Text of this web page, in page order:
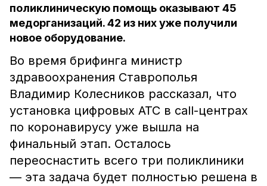
поликлиническую помощь оказывают 45
медорганизаций. 42 из них уже получили
новое оборудование.
Во время брифинга министр
здравоохранения Ставрополья
Владимир Колесников рассказал, что
установка цифровых АТС в call-центрах
по коронавирусу уже вышла на
финальный этап. Осталось
переоснастить всего три поликлиники
— эта задача будет полностью решена в